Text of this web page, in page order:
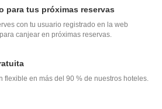
para tus próximas reservas
con tu usuario registrado en la web
canjear en próximas reservas.
flexible en más del 90 % de nuestros hoteles.